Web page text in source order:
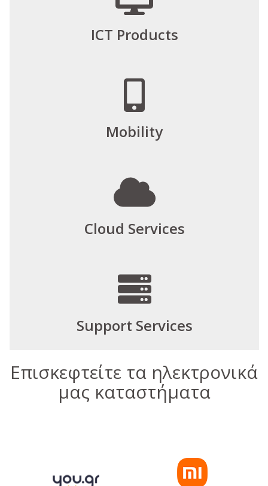
ICT Products
Mobility
Cloud Services
Support Services
Επισκεφτείτε τα ηλεκτρονικά
μας καταστήματα